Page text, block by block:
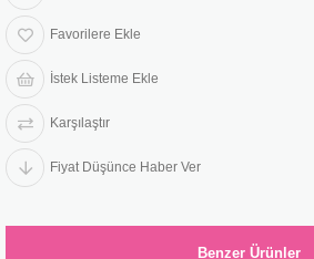
Favorilere Ekle
İstek Listeme Ekle
Karşılaştır
Fiyat Düşünce Haber Ver
Benzer Ürünler